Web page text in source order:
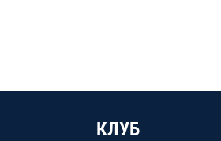
КЛУБ